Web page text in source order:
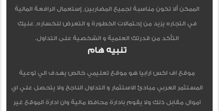
الممكن ألا تكون مناسبة لجميع المضاربين, إستعمال الرافعة المالية
في التجاره يزيد من إحتمالات الخطورة و التعرض للخساره, عليك
التأكد من قدرتك العلمية و الشخصية على التداول.
تنبيه هام
موقع اف اكس ارابيا هو موقع تعليمي خالص يهدف الي توعية
المستثمر العربي مبادئ الاستثمار و التداول الناجح ولا يتحصل علي اي
اموال مقابل ذلك ولا يقوم بادارة محافظ مالية وان ادارة الموقع غير